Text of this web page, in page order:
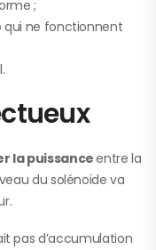
;
qui ne fonctionnent
la puissanceentre la
du solénoïde va
pas d’accumulation